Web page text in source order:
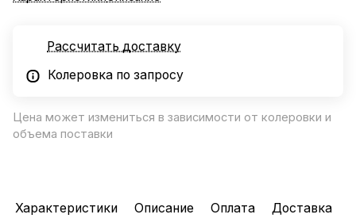
Рассчитать доставку
Колеровка по запросу
Цена может измениться в зависимости от колеровки и
объема поставки
Характеристики Описание Оплата Доставка